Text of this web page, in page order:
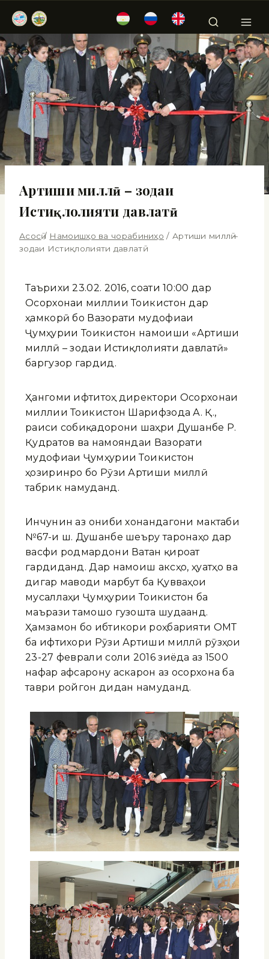
Артиши миллӣ – зодаи
Истиқлолияти давлатӣ
Асосӣ / Намоишҳо ва чорабиниҳо / Артиши миллӣ –
зодаи Истиқлолияти давлатӣ
Таърихи 23.02. 2016, соати 10:00 дар
Осорхонаи миллии Тоҷикистон дар
ҳамкорӣ бо Вазорати мудофиаи
Ҷумҳурии Тоҷикистон намоиши «Артиши
миллӣ – зодаи Истиқлолияти давлатӣ»
баргузор гардид.
Ҳангоми ифтитоҳ директори Осорхонаи
миллии Тоҷикистон Шарифзода А. Қ.,
раиси собиқадорони шаҳри Душанбе Р.
Қудратов ва намояндаи Вазорати
мудофиаи Ҷумҳурии Тоҷикистон
ҳозиринро бо Рӯзи Артиши миллӣ
табрик намуданд.
Инчунин аз ҷониби хонандагони мактаби
№67-и ш. Душанбе шеъру таронаҳо дар
васфи родмардони Ватан қироат
гардиданд. Дар намоиш аксҳо, ҳуҷҷатҳо ва
дигар маводи марбут ба Қувваҳои
мусаллаҳи Ҷумҳурии Тоҷикистон ба
маърази тамошо гузошта шудаанд.
Ҳамзамон бо ибтикори роҳбарияти ОМТ
ба ифтихори Рӯзи Артиши миллӣ рӯзҳои
23-27 феврали соли 2016 зиёда аз 1500
нафар афсарону аскарон аз осорхона ба
таври ройгон дидан намуданд.